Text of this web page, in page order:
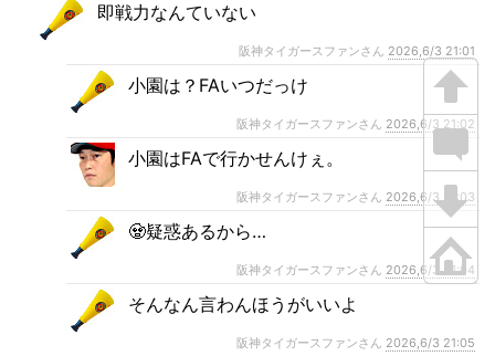
即戦力なんていない
阪神タイガースファンさん 2026,6/3 21:01
小園は？FAいつだっけ
阪神タイガースファンさん 2026,6/3 21:02
小園はFAで行かせんけぇ。
阪神タイガースファンさん 2026,6/3 21:03
🧟疑惑あるから…
阪神タイガースファンさん 2026,6/3 21:04
そんなん言わんほうがいいよ
阪神タイガースファンさん 2026,6/3 21:05